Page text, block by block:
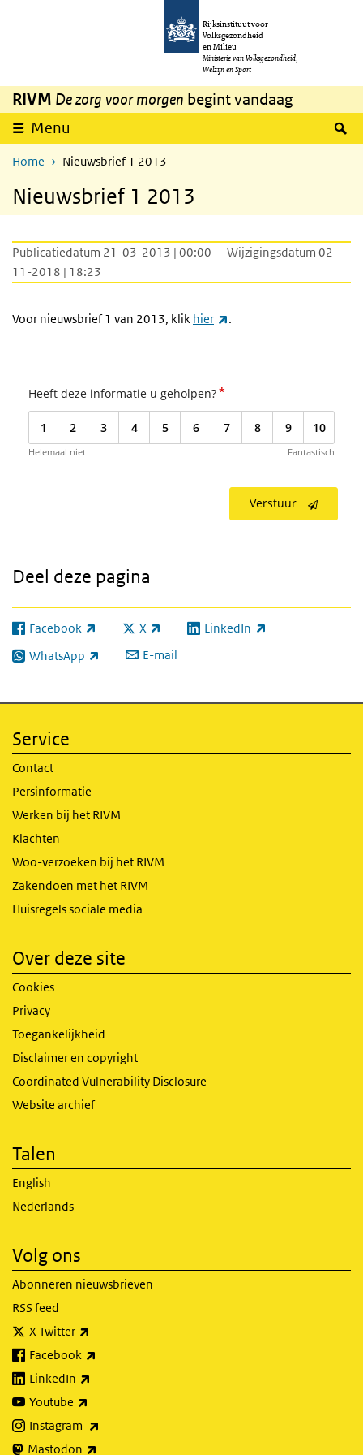
Overslaan en naar de inhoud gaan
Rijksinstituut voor
Volksgezondheid
en Milieu
Ministerie van Volksgezondheid,
Welzijn en Sport
RIVM De zorg voor morgen begint vandaag
Menu
Home Nieuwsbrief 1 2013
Nieuwsbrief 1 2013
Publicatiedatum 21-03-2013 | 00:00
Wijzigingsdatum 02-
11-2018 | 18:23
Voor nieuwsbrief 1 van 2013, klik hier (externe link)
.
Heeft deze informatie u geholpen?*
1 2 3 4 5 6 7 8 9 10
Helemaal niet Fantastisch
Verstuur
Deel deze pagina
Facebook
(externe link) X
(externe link) LinkedIn
(externe link)
WhatsApp
(externe link) E-mail
Service
Contact
Persinformatie
Werken bij het RIVM
Klachten
Woo-verzoeken bij het RIVM
Zakendoen met het RIVM
Huisregels sociale media
Over deze site
Cookies
Privacy
Toegankelijkheid
Disclaimer en copyright
Coordinated Vulnerability Disclosure
Website archief
Talen
English
Nederlands
Volg ons
Abonneren nieuwsbrieven
RSS feed
X Twitter
Facebook
LinkedIn
Youtube
Instagram
Mastodon